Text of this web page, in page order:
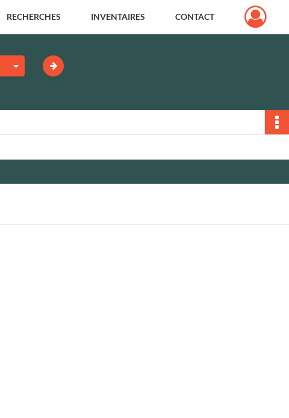
RECHERCHES INVENTAIRES CONTACT